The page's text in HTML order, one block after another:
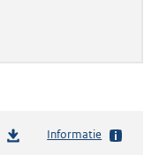
Informatie